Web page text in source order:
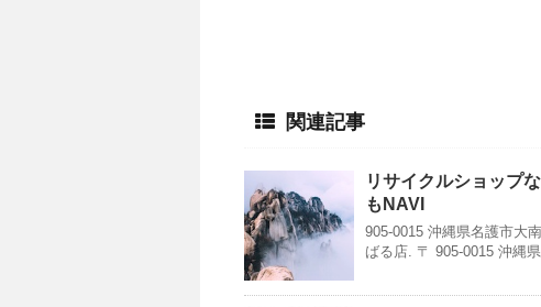
関連記事
リサイクルショップ
もNAVI
905-0015 沖縄県名護市大
ばる店. 〒 905-0015 沖縄